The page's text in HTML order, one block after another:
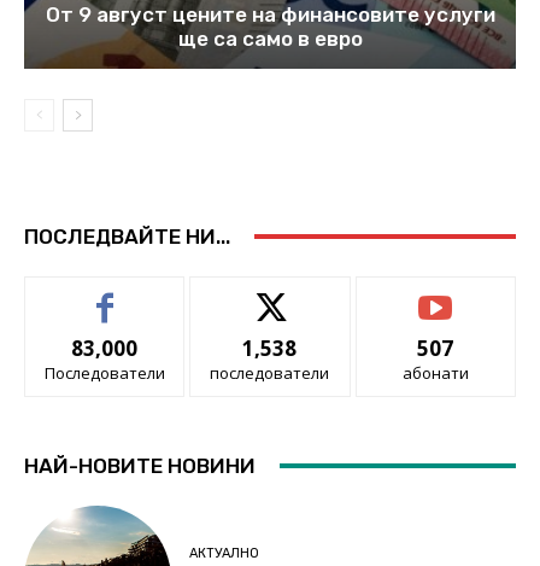
От 9 август цените на финансовите услуги
ще са само в евро
ПОСЛЕДВАЙТЕ НИ...
83,000
Последователи
1,538
последователи
507
абонати
НАЙ-НОВИТЕ НОВИНИ
АКТУАЛНО